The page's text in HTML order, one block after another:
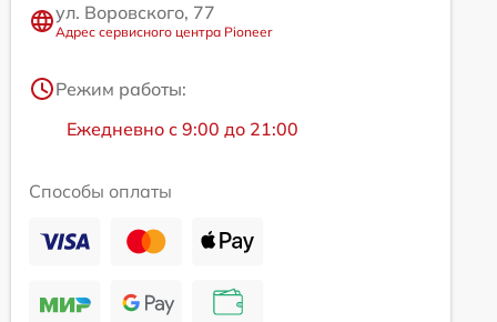
ул. Воровского, 77
Адрес сервисного центра Pioneer
Режим работы:
Ежедневно с 9:00 до 21:00
Способы оплаты